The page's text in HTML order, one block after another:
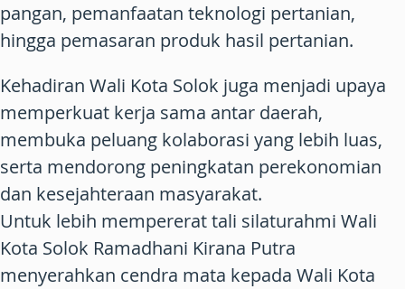
pangan, pemanfaatan teknologi pertanian,
hingga pemasaran produk hasil pertanian.
Kehadiran Wali Kota Solok juga menjadi upaya
memperkuat kerja sama antar daerah,
membuka peluang kolaborasi yang lebih luas,
serta mendorong peningkatan perekonomian
dan kesejahteraan masyarakat.
Untuk lebih mempererat tali silaturahmi Wali
Kota Solok Ramadhani Kirana Putra
menyerahkan cendra mata kepada Wali Kota